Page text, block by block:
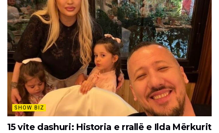
SHOW BIZ
15 vite dashuri: Historia e rrallë e Ilda Mërkurit